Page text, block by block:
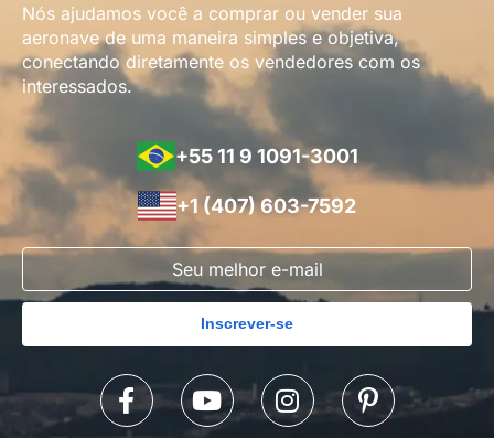
Nós ajudamos você a comprar ou vender sua
aeronave de uma maneira simples e objetiva,
conectando diretamente os vendedores com os
interessados.
+55 11 9 1091-3001
+1 (407) 603-7592
Inscrever-se